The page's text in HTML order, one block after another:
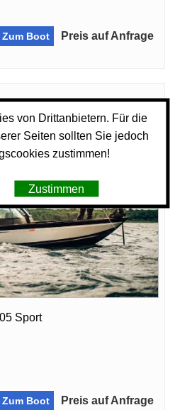
Zum Boot Preis auf Anfrage
Sport
Zum Boot Preis auf Anfrage
von Drittanbietern. Für die
Seiten sollten Sie jedoch
zustimmen!
Zustimmen